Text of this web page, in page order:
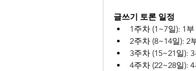
글쓰기 토론 일정
1주차 (1~7일): 1
2주차 (8~14일): 2
3주차 (15~21일):
4주차 (22~28일):